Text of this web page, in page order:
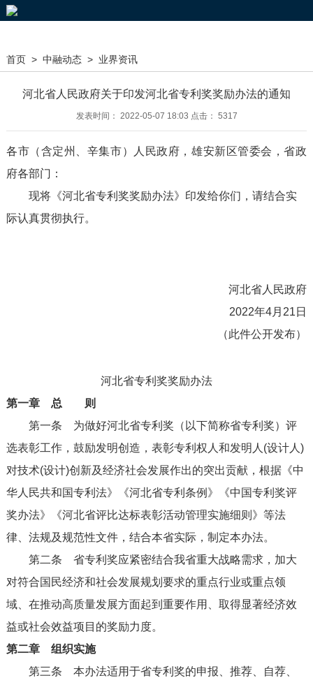
首页 > 中融动态> 业界资讯
河北省人民政府关于印发河北省专利奖奖励办法的通知
发表时间： 2022-05-07 18:03 点击： 5317
各市（含定州、辛集市）人民政府，雄安新区管委会，省政
府各部门：
现将《河北省专利奖奖励办法》印发给你们，请结合实
际认真贯彻执行。
河北省人民政府
2022年4月21日
（此件公开发布）
河北省专利奖奖励办法
第一章 总 则
第一条 为做好河北省专利奖（以下简称省专利奖）评
选表彰工作，鼓励发明创造，表彰专利权人和发明人(设计人)
对技术(设计)创新及经济社会发展作出的突出贡献，根据《中
华人民共和国专利法》《河北省专利条例》《中国专利奖评
奖办法》《河北省评比达标表彰活动管理实施细则》等法
律、法规及规范性文件，结合本省实际，制定本办法。
第二条 省专利奖应紧密结合我省重大战略需求，加大
对符合国民经济和社会发展规划要求的重点行业或重点领
域、在推动高质量发展方面起到重要作用、取得显著经济效
益或社会效益项目的奖励力度。
第二章 组织实施
第三条 本办法适用于省专利奖的申报、推荐、自荐、